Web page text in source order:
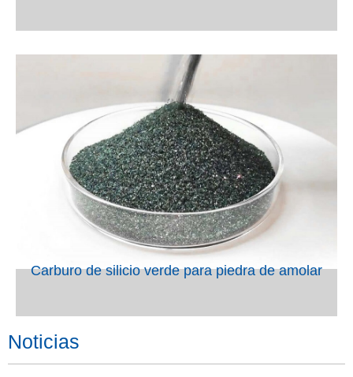
VIEW
Carburo de silicio verde para piedra de amolar
Noticias